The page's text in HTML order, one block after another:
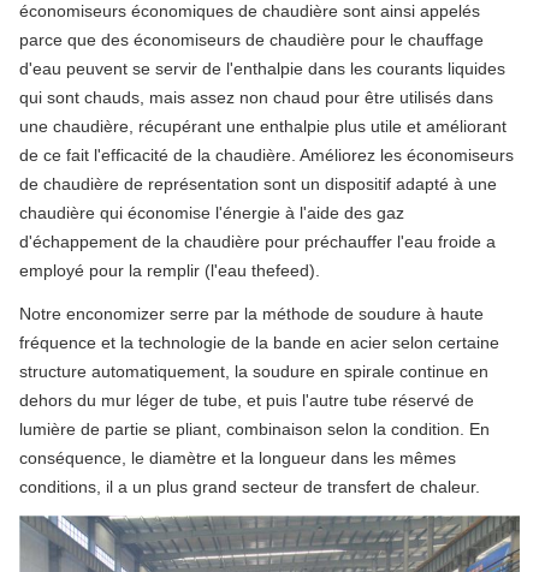
économiseurs économiques de chaudière sont ainsi appelés
parce que des économiseurs de chaudière pour le chauffage
d'eau peuvent se servir de l'enthalpie dans les courants liquides
qui sont chauds, mais assez non chaud pour être utilisés dans
une chaudière, récupérant une enthalpie plus utile et améliorant
de ce fait l'efficacité de la chaudière. Améliorez les économiseurs
de chaudière de représentation sont un dispositif adapté à une
chaudière qui économise l'énergie à l'aide des gaz
d'échappement de la chaudière pour préchauffer l'eau froide a
employé pour la remplir (l'eau thefeed).
Notre enconomizer serre par la méthode de soudure à haute
fréquence et la technologie de la bande en acier selon certaine
structure automatiquement, la soudure en spirale continue en
dehors du mur léger de tube, et puis l'autre tube réservé de
lumière de partie se pliant, combinaison selon la condition. En
conséquence, le diamètre et la longueur dans les mêmes
conditions, il a un plus grand secteur de transfert de chaleur.